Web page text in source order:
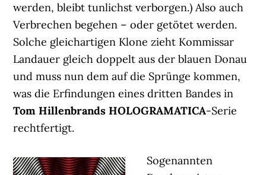
werden, bleibt tunlichst verborgen.) Also auch
Verbrechen begehen – oder getötet werden.
Solche gleichartigen Klone zieht Kommissar
Landauer gleich doppelt aus der blauen Donau
und muss nun dem auf die Sprünge kommen,
was die Erfindungen eines dritten Bandes in
Tom Hillenbrands HOLOGRAMATICA-Serie
rechtfertigt.
Sogenannten